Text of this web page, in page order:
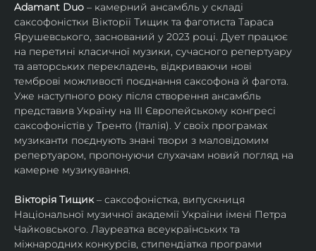
Adamant Duo – камерний ансамбль у складі
саксофоністки Вікторії Тищик та фаготиста Тараса
Ярушевського, заснований у 2023 році. Дует працює
на перетині класичної музики, сучасного репертуару
та авторських перекладень, відкриваючи нові
темброві можливості поєднання саксофона й фагота.
Уже наступного року після створення ансамбль
представив Україну на ІІІ Європейському конгресі
саксофоністів у Тренто (Італія). У своїх програмах
музиканти поєднують знані твори з маловідомим
репертуаром, пропонуючи слухачам новий погляд на
камерне музикування.
Вікторія Тищик – саксофоністка, випускниця
Національної музичної академії України імені Петра
Чайковського. Лауреатка всеукраїнських та
міжнародних конкурсів, стипендіатка програми